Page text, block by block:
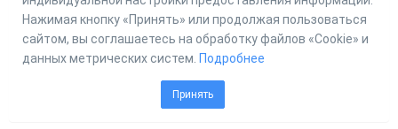
Нажимая кнопку «Принять» или продолжая пользоваться
сайтом, вы соглашаетесь на обработку файлов «Cookie» и
данных метрических систем. Подробнее
Принять